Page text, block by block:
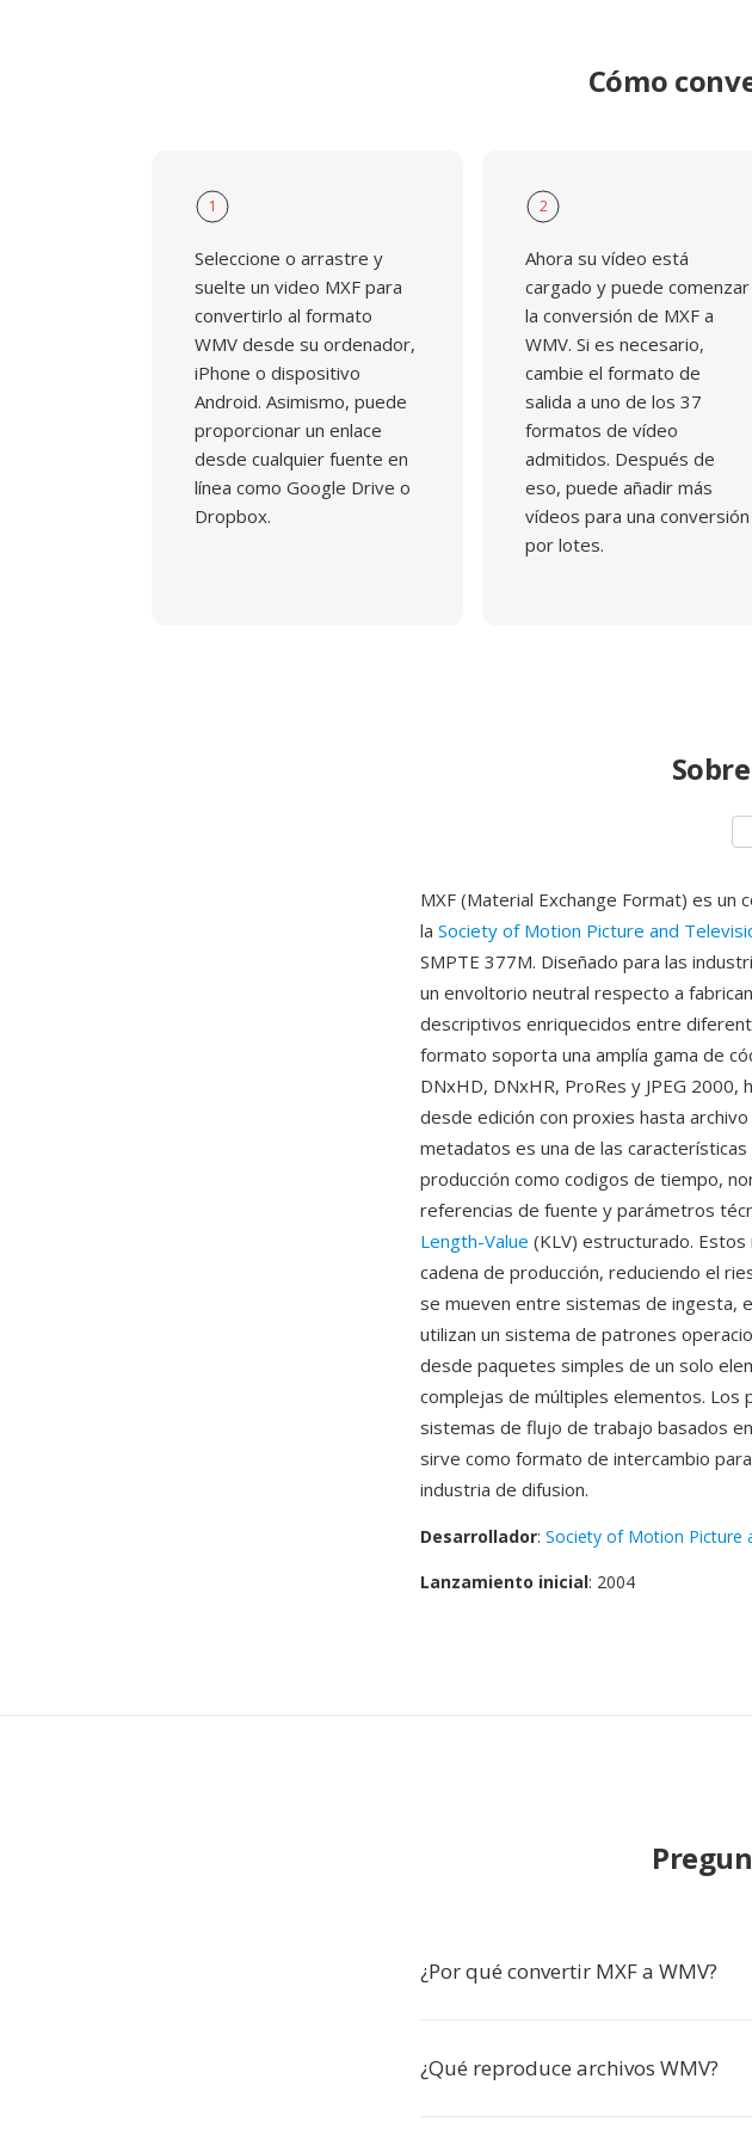
Cómo
1
Seleccione o arrastre y
suelte un video MXF para
convertirlo al formato
WMV desde su ordenador,
iPhone o dispositivo
Android. Asimismo, puede
proporcionar un enlace
desde cualquier fuente en
línea como Google Drive o
Dropbox.
2
Ahora su vídeo está
cargado y puede comenzar
la conversión de MXF a
WMV. Si es necesario,
cambie el formato de
salida a uno de los 37
formatos de vídeo
admitidos. Después de
eso, puede añadir más
vídeos para una conversión
por lotes.
MXF (Material Exchange Format) es
la Society of Motion Picture and
SMPTE 377M. Diseñado para las
un envoltorio neutral respecto a
descriptivos enriquecidos entre
formato soporta una amplía gama de
DNxHD, DNxHR, ProRes y JPEG
desde edición con proxies hasta
metadatos es una de las
producción como codigos de tiempo,
referencias de fuente y parámetros
Length-Value (KLV) estructurado.
cadena de producción, reduciendo el
se mueven entre sistemas de ingesta,
utilizan un sistema de patrones
desde paquetes simples de un solo
complejas de múltiples elementos. Los
sistemas de flujo de trabajo basados
sirve como formato de intercambio
industria de difusion.
Desarrollador: Society of Motion Picture
Lanzamiento inicial: 2004
¿Por qué convertir MXF a WMV?
¿Qué reproduce archivos WMV?